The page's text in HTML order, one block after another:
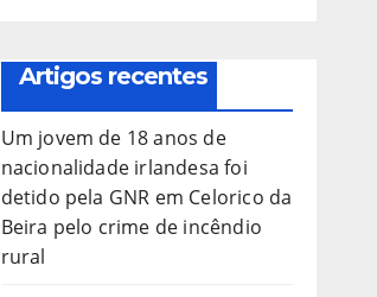
Artigos recentes
Um jovem de 18 anos de
nacionalidade irlandesa foi
detido pela GNR em Celorico da
Beira pelo crime de incêndio
rural